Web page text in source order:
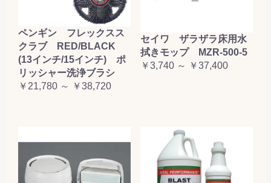
ペンギン フレックスス
クラブ RED/BLACK
(13インチ/15インチ) ポ
リッシャー洗浄ブラシ
￥21,780 ～ ￥38,720
セイワ ザラザラ床用水
拭きモップ MZR-500-5
￥3,740 ～ ￥37,400